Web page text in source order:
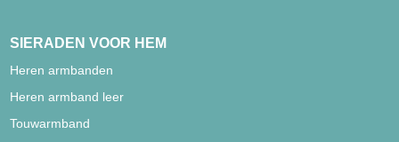
SIERADEN VOOR HEM
Heren armbanden
Heren armband leer
Touwarmband